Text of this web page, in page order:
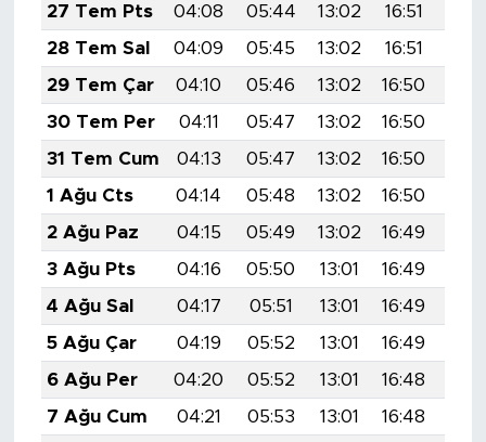
27 Tem Pts
04:08 05:44 13:02 16:51
28 Tem Sal
04:09 05:45 13:02 16:51
29 Tem Çar
04:10 05:46 13:02 16:50
30 Tem Per
04:11 05:47 13:02 16:50
31 Tem Cum
04:13 05:47 13:02 16:50
1 Ağu Cts
04:14 05:48 13:02 16:50
2 Ağu Paz
04:15 05:49 13:02 16:49
3 Ağu Pts
04:16 05:50 13:01 16:49
4 Ağu Sal
04:17 05:51 13:01 16:49
5 Ağu Çar
04:19 05:52 13:01 16:49
6 Ağu Per
04:20 05:52 13:01 16:48
7 Ağu Cum
04:21 05:53 13:01 16:48